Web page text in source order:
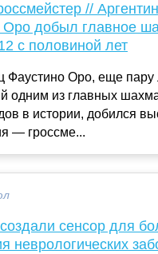
//
Оро добыл главное
с половиной лет
Фаустино Оро, еще пару
одним из главных
в истории, добился
— гроссме...
сенсор для
неврологических